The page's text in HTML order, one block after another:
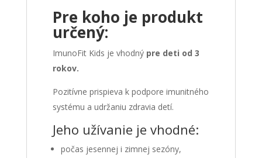
Pre koho je produkt
určený:
ImunoFit Kids je vhodný pre deti od 3
rokov.
Pozitívne prispieva k podpore imunitného
systému a udržaniu zdravia detí.
Jeho užívanie je vhodné:
počas jesennej i zimnej sezóny,